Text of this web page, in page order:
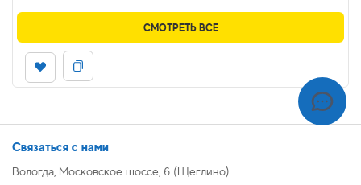
СМОТРЕТЬ ВСЕ
Связаться с нами
Вологда, Московское шоссе, 6 (Щеглино)